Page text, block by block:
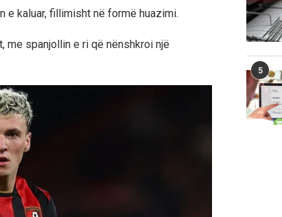
e kaluar, fillimisht në formë huazimi.
me spanjollin e ri që nënshkroi një
5